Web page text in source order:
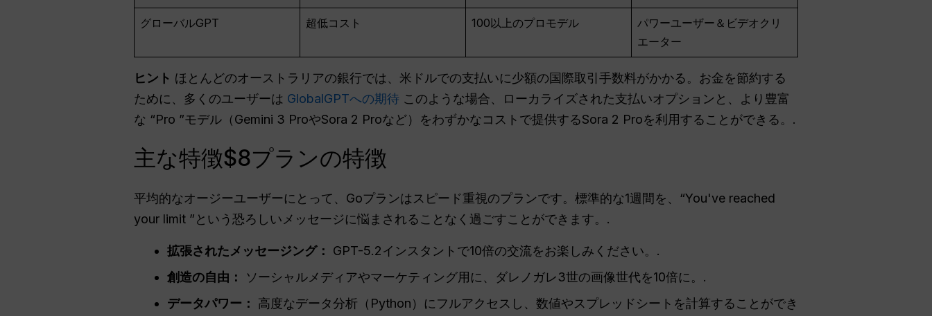
グローバルGPT 超低コスト 100以上のプロモデル
パワーユーザー＆ビデオクリ
エーター
ヒント ほとんどのオーストラリアの銀行では、米ドルでの支払いに少額の国際取引手数料がかかる。お金を節約する
ために、多くのユーザーは GlobalGPTへの期待 このような場合、ローカライズされた支払いオプションと、より豊富
な “Pro ”モデル（Gemini 3 ProやSora 2 Proなど）をわずかなコストで提供するSora 2 Proを利用することができる。.
主な特徴$8プランの特徴
平均的なオージーユーザーにとって、Goプランはスピード重視のプランです。標準的な1週間を、“You've reached
your limit ”という恐ろしいメッセージに悩まされることなく過ごすことができます。.
拡張されたメッセージング：
GPT-5.2インスタントで10倍の交流をお楽しみください。.
創造の自由：
ソーシャルメディアやマーケティング用に、ダレノガレ3世の画像世代を10倍に。.
データパワー：
高度なデータ分析（Python）にフルアクセスし、数値やスプレッドシートを計算することができ